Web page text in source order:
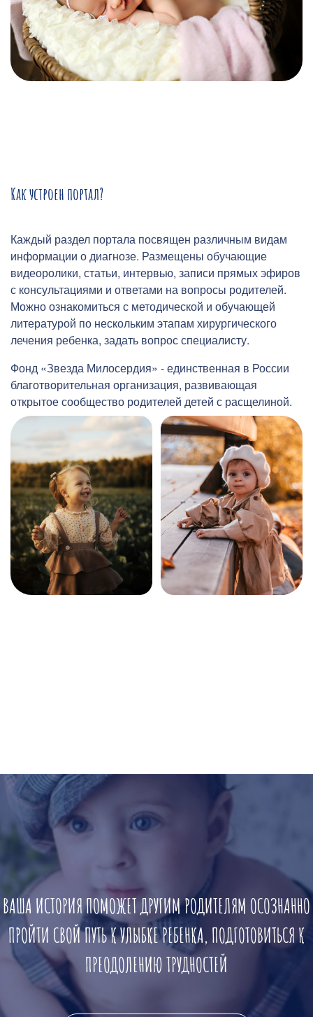
Как устроен портал?
Каждый раздел портала посвящен различным видам
информации о диагнозе. Размещены обучающие
видеоролики, статьи, интервью, записи прямых эфиров
с консультациями и ответами на вопросы родителей.
Можно ознакомиться с методической и обучающей
литературой по нескольким этапам хирургического
лечения ребенка, задать вопрос специалисту.
Фонд «Звезда Милосердия» - единственная в России
благотворительная организация, развивающая
открытое сообщество родителей детей с расщелиной.
ВАША ИСТОРИЯ ПОМОЖЕТ ДРУГИМ РОДИТЕЛЯМ ОСОЗНАННО
ПРОЙТИ СВОЙ ПУТЬ К УЛЫБКЕ РЕБЕНКА, ПОДГОТОВИТЬСЯ К
ПРЕОДОЛЕНИЮ ТРУДНОСТЕЙ